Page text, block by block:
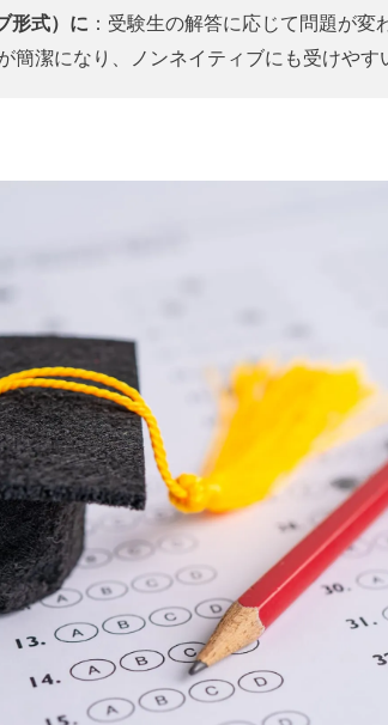
形式）に ：受験生の解答に応じて問題が変
簡潔になり、ノンネイティブにも受けやす